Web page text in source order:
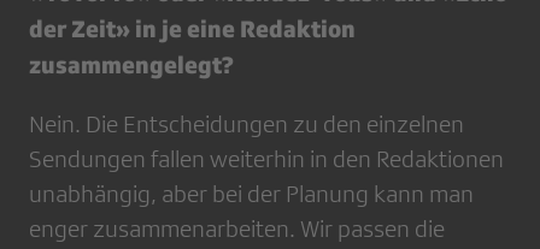
der Zeit» in je eine Redaktion
zusammengelegt?
Nein. Die Entscheidungen zu den einzelnen
Sendungen fallen weiterhin in den Redaktionen
unabhängig, aber bei der Planung kann man
enger zusammenarbeiten. Wir passen die